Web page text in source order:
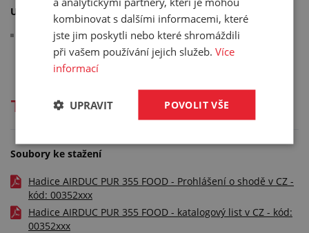
UPOZORNĚNÍ:
hadice je velmi flexibilní, její délka je měřena vždy
v nataženém (napnutém) stavu
Technická dokumentace
Soubory ke stažení
Hadice AIRDUC PUR 355 FOOD - Prohlášení o shodě v CZ -
kód: 00352xxx
Hadice AIRDUC PUR 355 FOOD - katalogový list v CZ - kód:
00352xxx
kombinovat s dalšími informacemi, které
jste jim poskytli nebo které shromáždili
při vašem používání jejich služeb.Více
informací
POVOLIT VŠE
UPRAVIT